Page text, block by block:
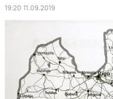
19:20 11.09.2019